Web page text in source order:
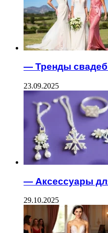
— Тренды
23.09.2025
— Аксессуары
29.10.2025